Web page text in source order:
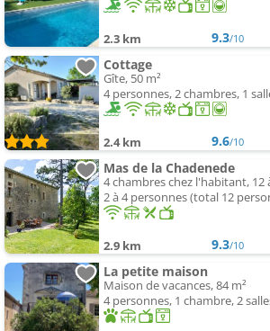
2.3 km 9.3/10
Cottage
Gîte, 50 m²
4 personnes, 2 chambres, 1
2.4 km 9.6/10
Mas de la Chadenede
4 chambres chez l'habitant, 12
2 à 4 personnes (total 12
2.9 km 9.3/10
La petite maison
Maison de vacances, 84 m²
4 personnes, 1 chambre, 2